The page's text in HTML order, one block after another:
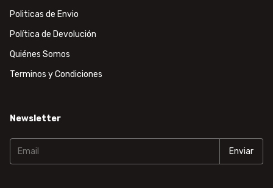
Politicas de Envio
Política de Devolución
Quiénes Somos
Terminos y Condiciones
Newsletter